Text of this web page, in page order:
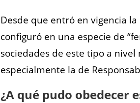
Desde que entró en vigencia la
configuró en una especie de
sociedades de este tipo a
especialmente la de
¿A qué pudo obedecer